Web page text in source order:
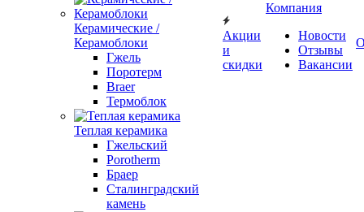
Керамические /
Керамоблоки
Гжель
Поротерм
Braer
Термоблок
Теплая керамика
Гжельский
Porotherm
Браер
Сталинградский
камень
Акции
и
скидки
Компания
Новости
Отзывы
Вакансии